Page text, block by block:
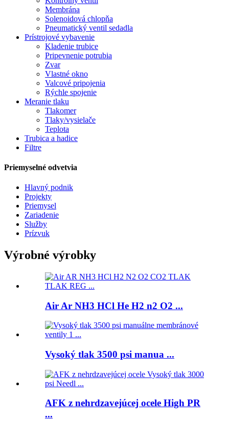
Membrána
Solenoidová chlopňa
Pneumatický ventil sedadla
Prístrojové vybavenie
Kladenie trubice
Pripevnenie potrubia
Zvar
Vlastné okno
Valcové pripojenia
Rýchle spojenie
Meranie tlaku
Tlakomer
Tlaky/vysielače
Teplota
Trubica a hadice
Filtre
Priemyselné odvetvia
Hlavný podnik
Projekty
Priemysel
Zariadenie
Služby
Prízvuk
Výrobné výrobky
Air Ar NH3 HCl He H2 n2 O2 ...
Vysoký tlak 3500 psi manua ...
AFK z nehrdzavejúcej ocele High PR
...